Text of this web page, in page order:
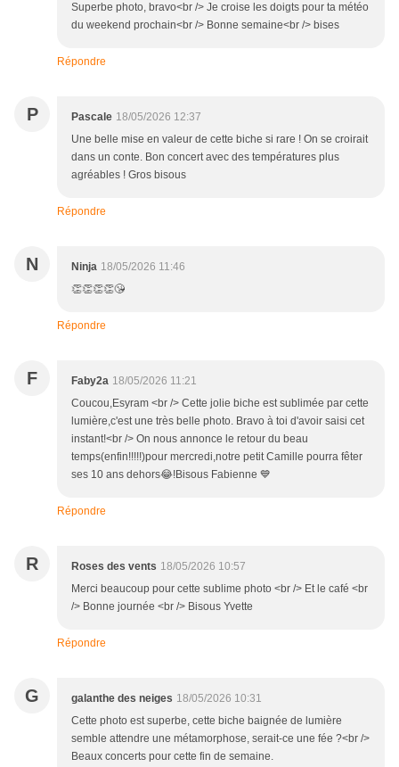
Superbe photo, bravo<br /> Je croise les doigts pour ta météo
du weekend prochain<br /> Bonne semaine<br /> bises
Répondre
P Pascale 18/05/2026 12:37
Une belle mise en valeur de cette biche si rare ! On se croirait
dans un conte. Bon concert avec des températures plus
agréables ! Gros bisous
Répondre
N Ninja 18/05/2026 11:46
👏👏👏👏😘
Répondre
F Faby2a 18/05/2026 11:21
Coucou,Esyram <br /> Cette jolie biche est sublimée par cette
lumière,c'est une très belle photo. Bravo à toi d'avoir saisi cet
instant!<br /> On nous annonce le retour du beau
temps(enfin!!!!!)pour mercredi,notre petit Camille pourra fêter
ses 10 ans dehors😂!Bisous Fabienne 💙
Répondre
R Roses des vents 18/05/2026 10:57
Merci beaucoup pour cette sublime photo <br /> Et le café <br
/> Bonne journée <br /> Bisous Yvette
Répondre
G galanthe des neiges 18/05/2026 10:31
Cette photo est superbe, cette biche baignée de lumière
semble attendre une métamorphose, serait-ce une fée ?<br />
Beaux concerts pour cette fin de semaine.